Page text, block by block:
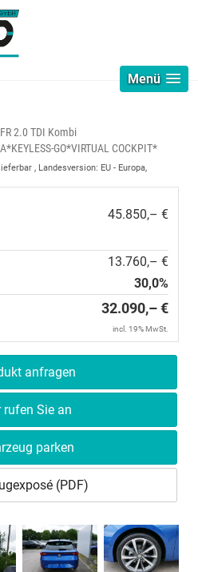
Menü
FR 2.0 TDI Kombi
GO*VIRTUAL COCKPIT*
, Landesversion: EU - Europa,
45.850,– €
13.760,– €
30,0%
32.090,– €
incl. 19% MwSt.
anfragen
rufen Sie an
parken
(PDF)